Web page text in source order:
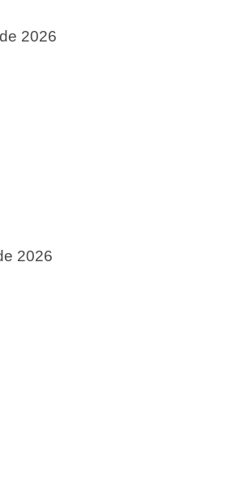
2026
2026